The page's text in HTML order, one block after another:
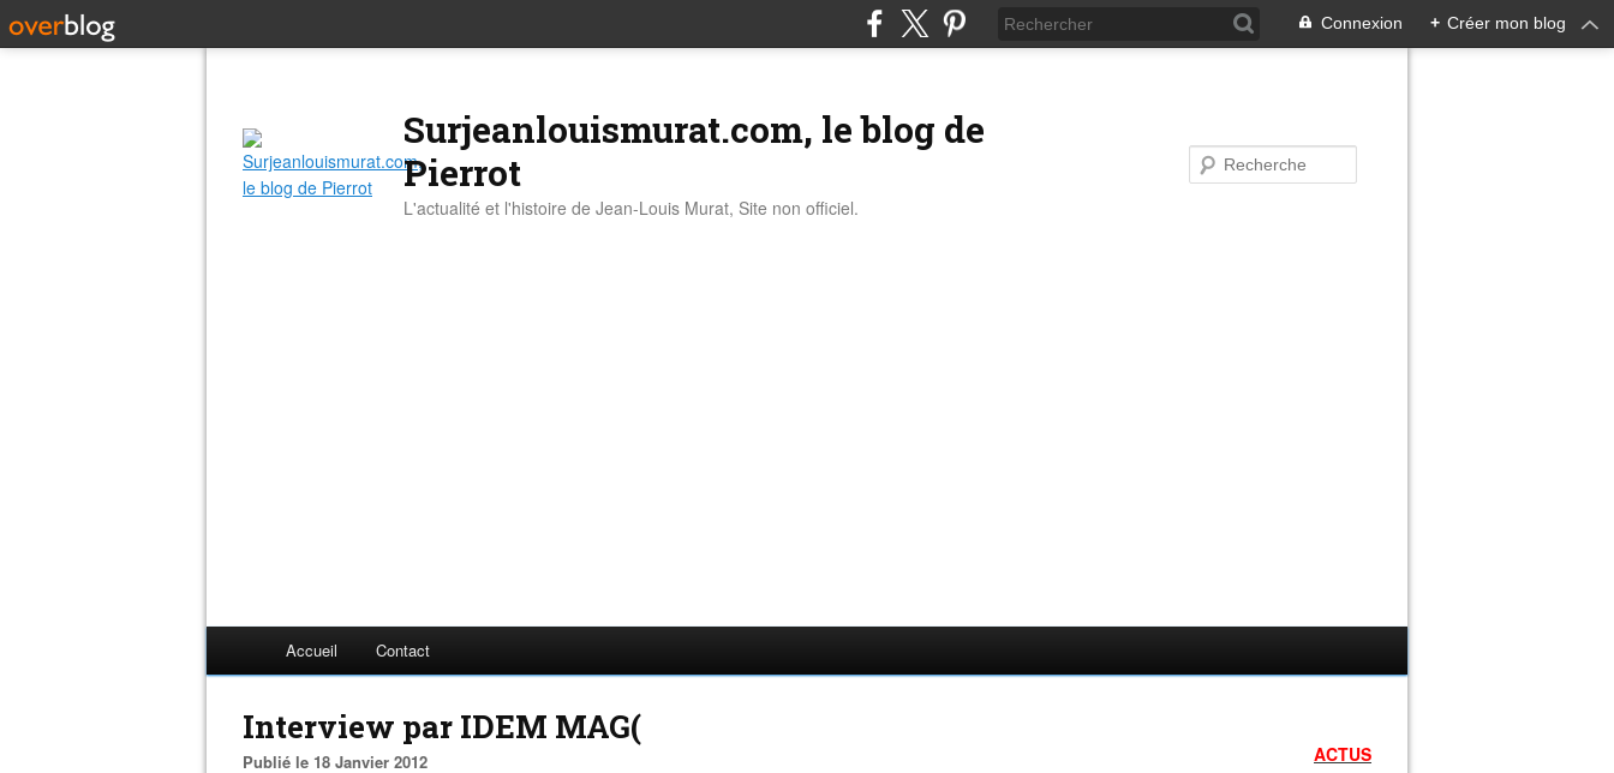
Connexion + Créer mon blog
Surjeanlouismurat.com, le blog de
Pierrot
L'actualité et l'histoire de Jean-Louis Murat, Site non officiel.
Accueil Contact
Interview par IDEM MAG(
Publié le 18 Janvier 2012
ACTUS